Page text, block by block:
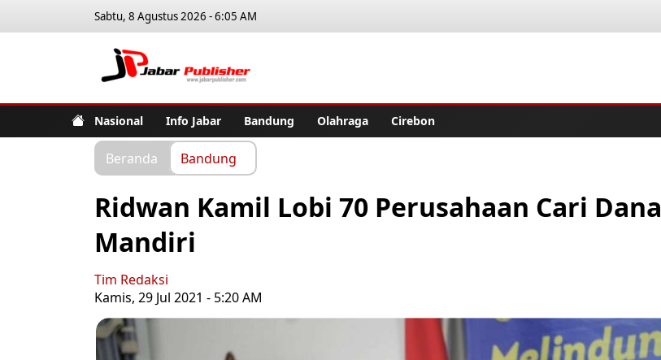
Sabtu, 8 Agustus 2026 - 6:05 AM
Nasional Info Jabar Bandung Olahraga Cirebon
Beranda Bandung
Ridwan Kamil Lobi 70 Perusahaan Cari Dana
Mandiri
Tim Redaksi
Kamis, 29 Jul 2021 - 5:20 AM